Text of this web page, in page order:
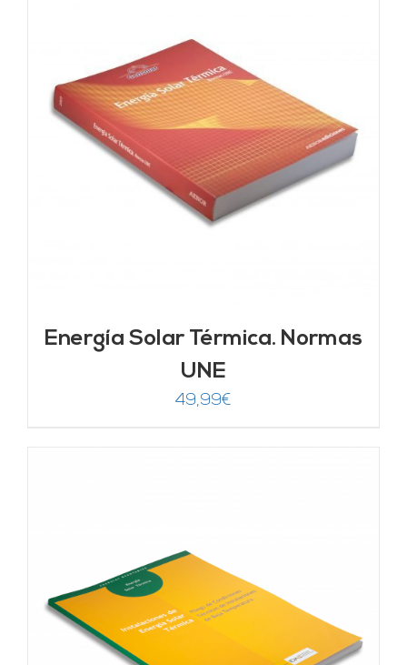
Energía Solar Térmica. Normas
UNE
49,99€